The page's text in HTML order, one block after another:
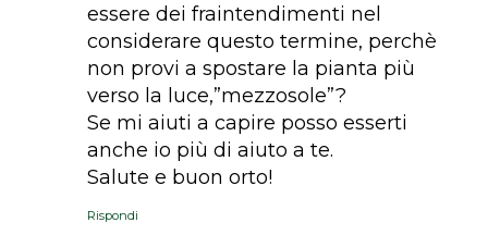
essere dei fraintendimenti nel
considerare questo termine, perchè
non provi a spostare la pianta più
verso la luce,”mezzosole”?
Se mi aiuti a capire posso esserti
anche io più di aiuto a te.
Salute e buon orto!
Rispondi